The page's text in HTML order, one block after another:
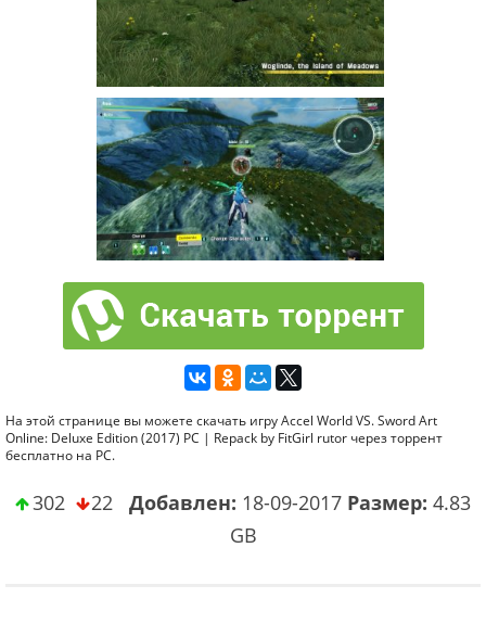
На этой странице вы можете скачать игру Accel World VS. Sword Art
Online: Deluxe Edition (2017) PC | Repack by FitGirl rutor через торрент
бесплатно на PC.
302 22 Добавлен: 18-09-2017 Размер: 4.83
GB